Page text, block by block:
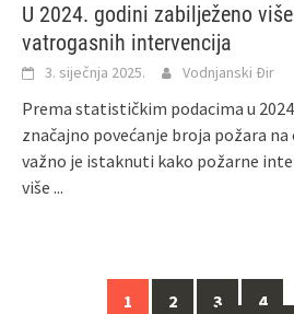
U 2024. godini zabilježeno
vatrogasnih intervencija
3. siječnja 2025. Vodnjanski Đir
Prema statističkim podacima u
značajno povećanje broja požara
važno je istaknuti kako požarne
više ...
1 2 3 4